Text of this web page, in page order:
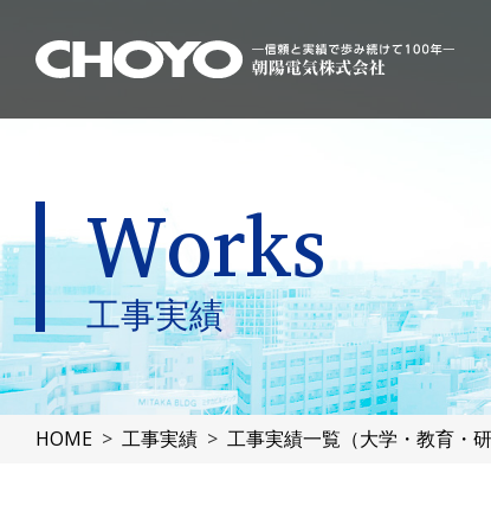
Works
工事実績
HOME 工事実績 工事実績一覧（大学・教育・研